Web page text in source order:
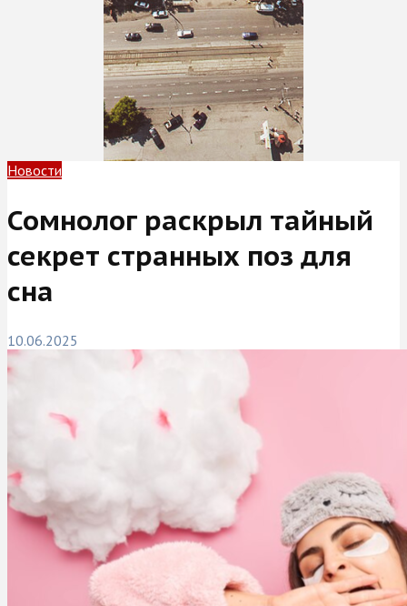
Новости
Сомнолог раскрыл тайный
секрет странных поз для
сна
10.06.2025